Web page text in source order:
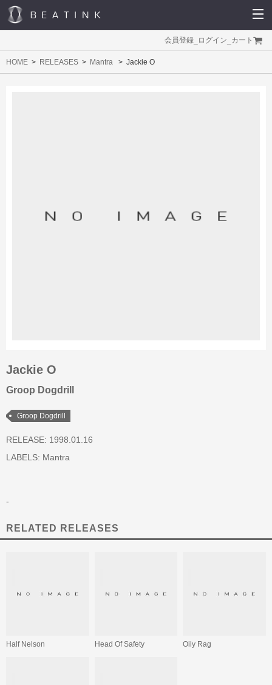
会員登録 ログイン カート
HOME RELEASES Mantra Jackie O
Jackie O
Groop Dogdrill
Groop Dogdrill
RELEASE: 1998.01.16
LABELS: Mantra
-
RELATED RELEASES
Half Nelson Head Of Safety Oily Rag